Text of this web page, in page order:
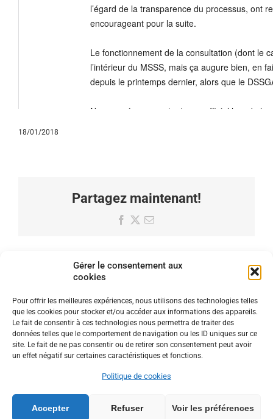
Gérer le consentement aux
cookies
Pour offrir les meilleures expériences, nous utilisons des technologies telles
que les cookies pour stocker et/ou accéder aux informations des appareils.
Le fait de consentir à ces technologies nous permettra de traiter des
données telles que le comportement de navigation ou les ID uniques sur ce
site. Le fait de ne pas consentir ou de retirer son consentement peut avoir
un effet négatif sur certaines caractéristiques et fonctions.
Accepter Refuser Voir les préférences
Politique de cookies
18/01/2018
Partagez maintenant!
Facebook
X Email
Copyright trpocb.org | Tout droits réservés | Politique de confidentialité|